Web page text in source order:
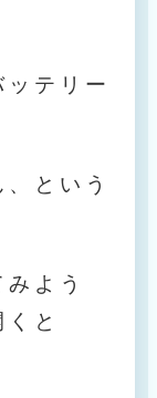
テリー
という
よう
と